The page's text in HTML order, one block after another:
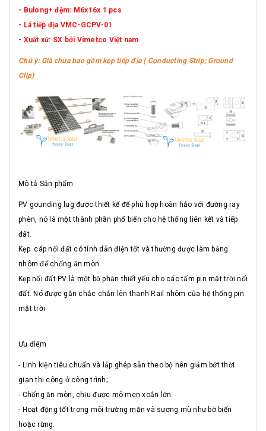
- Bulong+ đệm: M6x16x 1 pcs
- Lá tiếp địa VMC-GCPV-01
- Xuất xứ: SX bởi Vimetco Việt nam
Chú ý: Giá chưa bao gồm kẹp tiếp địa ( Conducting Strip; Ground
Clip)
Mô tả Sản phẩm
PV gounding lug được thiết kế để phù hợp hoàn hảo với đường ray
phèn, nó là một thành phần phổ biến cho hệ thống liên kết và tiếp
đất.
Kẹp cáp nối đất có tính dẫn điện tốt và thường được làm bằng
nhôm để chống ăn mòn
Kẹp nối đất PV là một bộ phận thiết yếu cho các tấm pin mặt trời nối
đất. Nó được gắn chắc chắn lên thanh Rail nhôm của hệ thống pin
mặt trời
Ưu điểm
- Linh kiện tiêu chuẩn và lắp ghép sẵn theo bộ nên giảm bớt thời
gian thi công ở công trình;
- Chống ăn mòn, chịu được mô-men xoắn lớn.
- Hoạt động tốt trong môi trường mặn và sương mù như bờ biển
hoặc rừng.